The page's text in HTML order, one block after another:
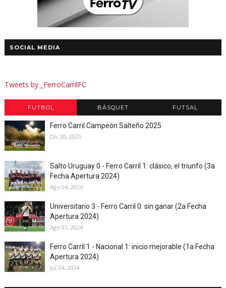
SOCIAL MEDIA
Tweets by _FerroCarrilFC
FUTBOL BÁSQUET FUTSAL
Ferro Carril Campeón Salteño 2025
Dic 30, 2025
Salto Uruguay 0 - Ferro Carril 1: clásico, el triunfo (3a
Fecha Apertura 2024)
Ago 04, 2024
Universitario 3 - Ferro Carril 0: sin ganar (2a Fecha
Apertura 2024)
Ago 01, 2024
Ferro Carril 1 - Nacional 1: inicio mejorable (1a Fecha
Apertura 2024)
Jul 24, 2024